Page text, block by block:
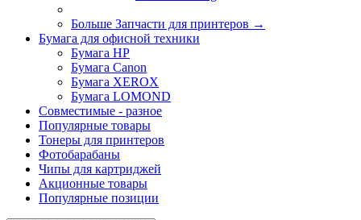
Больше Запчасти для принтеров →
Бумага для офисной техники
Бумага HP
Бумага Canon
Бумага XEROX
Бумага LOMOND
Совместимые - разное
Популярные товары
Тонеры для принтеров
Фотобарабаны
Чипы для картриджей
Акционные товары
Популярные позиции